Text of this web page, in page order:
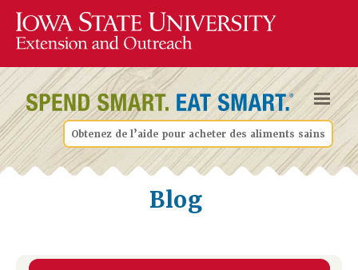
Obtenez de l’aide pour acheter des aliments sains
Blog